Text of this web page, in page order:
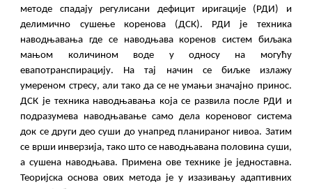
методе спадају регулисани дефицит иригације (РДИ) и
делимично сушење коренова (ДСК). РДИ је техника
наводњавања где се наводњава коренов систем биљака
мањом количином воде у односу на могућу
евапотранспирацију. На тај начин се биљке излажу
умереном стресу, али тако да се не умањи значајно принос.
ДСК је техника наводњавања која се развила после РДИ и
подразумева наводњавање само дела кореновог система
док се други део суши до унапред планираног нивоа. Затим
се врши инверзија, тако што се наводњавана половина суши,
а сушена наводњава. Примена ове технике је једноставна.
Теоријска основа ових метода је у изазивању адаптивних